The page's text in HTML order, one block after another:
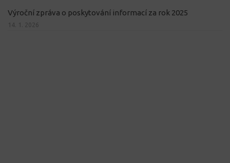
Výroční zpráva o poskytování informací za rok 2025
14. 1. 2026